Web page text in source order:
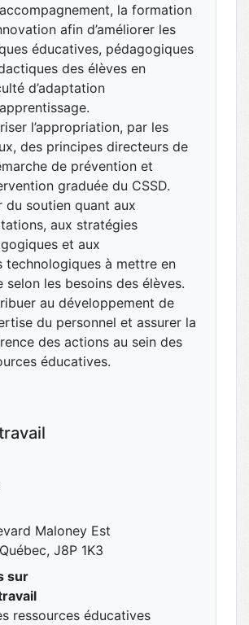
la formation
afin d’améliorer les
éducatives, pédagogiques
des élèves en
d’adaptation
l’appropriation, par les
des principes directeurs de
de prévention et
graduée du CSSD.
du soutien quant aux
aux stratégies
et aux
technologiques à mettre en
selon les besoins des élèves.
au développement de
du personnel et assurer la
des actions au sein des
éducatives.
Maloney Est
J8P 1K3
sur
ressources éducatives